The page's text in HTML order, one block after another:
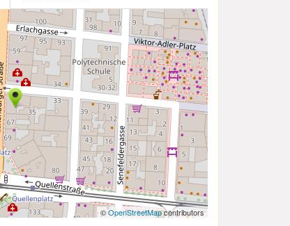
©OpenStreetMapcontributors